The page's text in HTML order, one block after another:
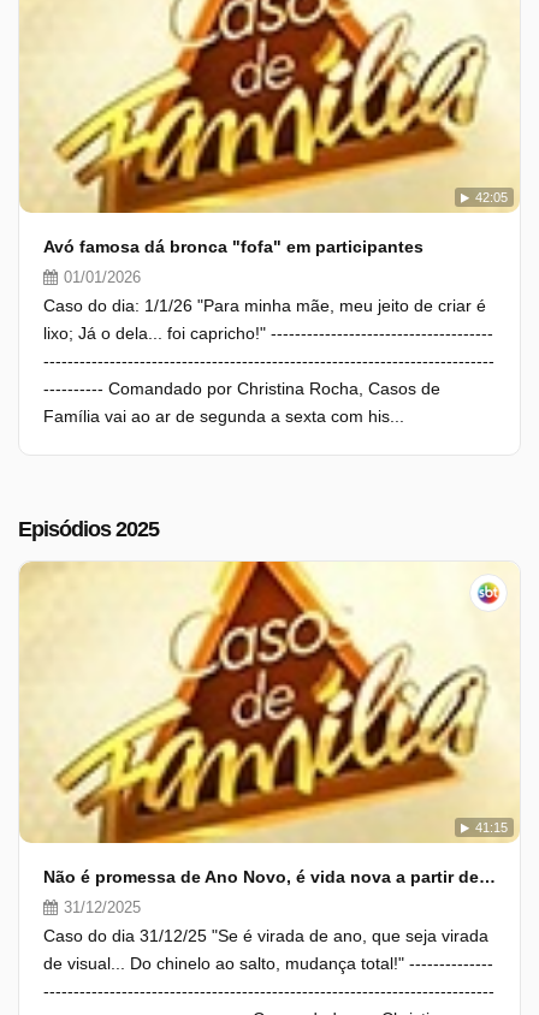
42:05
Avó famosa dá bronca "fofa" em participantes
01/01/2026
Caso do dia: 1/1/26 "Para minha mãe, meu jeito de criar é
lixo; Já o dela... foi capricho!" -------------------------------------
---------------------------------------------------------------------------
---------- Comandado por Christina Rocha, Casos de
Família vai ao ar de segunda a sexta com his...
Episódios 2025
41:15
Não é promessa de Ano Novo, é vida nova a partir de agora
31/12/2025
Caso do dia 31/12/25 "Se é virada de ano, que seja virada
de visual... Do chinelo ao salto, mudança total!" --------------
---------------------------------------------------------------------------